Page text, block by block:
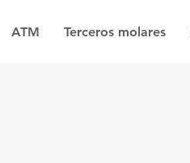
ATM Terceros molares